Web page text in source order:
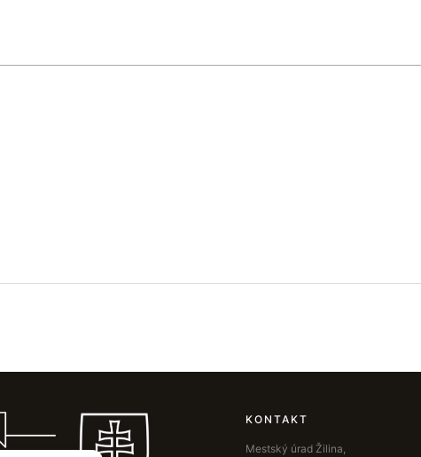
KONTAKT
Mestský úrad Žilina,